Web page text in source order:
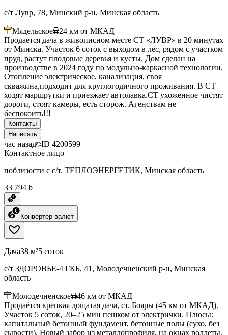
с/т Лувр, 78, Минский р-н, Минская область
Мядельское 24 км от МКАД
Продается дача в живописном месте СТ «ЛУВР» в 20 минутах
от Минска. Участок 6 соток с выходом в лес, рядом с участком
пруд, растут плодовые деревья и кусты. Дом сделан на
производстве в 2024 году по модульно-каркасной технологии.
Отопление электрическое, канализация, своя
скважина,подходит для круглогодичного проживания. В СТ
ходят маршрутки и приезжает автолавка.СТ ухоженное чистят
дороги, стоят камеры, есть сторож. Агенствам не
беспокоить!!!
Контакты
Написать
час назад ID 4200599
Контактное лицо
поблизости с с/т. ТЕПЛОЭНЕРГЕТИК, Минская область
33 794 ƃ
Конвертер валют
Дача38 м²5 соток
с/т ЗДОРОВЬЕ-4 ГКБ, 41, Молодечненский р-н, Минская
область
Молодечненское 46 км от МКАД
Продаётся крепкая дощатая дача, ст. Бояры (45 км от МКАД).
Участок 5 соток, 20–25 мин пешком от электрички. Плюсы:
капитальный бетонный фундамент, бетонные полы (сухо, без
сырости). Новый забор из металлопрофиля, на окнах роллеты.